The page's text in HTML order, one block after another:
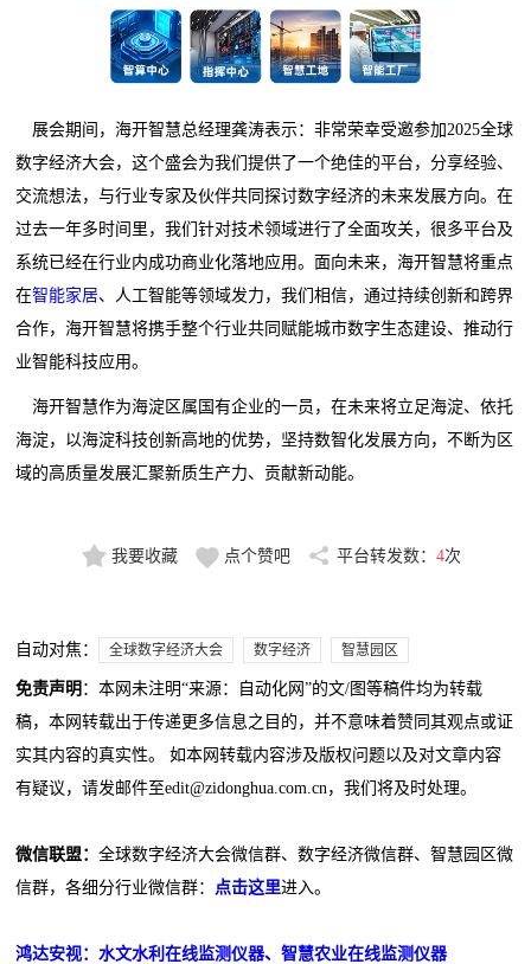
展会期间，海开智慧总经理龚涛表示：非常荣幸受邀参加2025全球
数字经济大会，这个盛会为我们提供了一个绝佳的平台，分享经验、
交流想法，与行业专家及伙伴共同探讨数字经济的未来发展方向。在
过去一年多时间里，我们针对技术领域进行了全面攻关，很多平台及
系统已经在行业内成功商业化落地应用。面向未来，海开智慧将重点
在智能家居、人工智能等领域发力，我们相信，通过持续创新和跨界
合作，海开智慧将携手整个行业共同赋能城市数字生态建设、推动行
业智能科技应用。
海开智慧作为海淀区属国有企业的一员，在未来将立足海淀、依托
海淀，以海淀科技创新高地的优势，坚持数智化发展方向，不断为区
域的高质量发展汇聚新质生产力、贡献新动能。
我要收藏 点个赞吧 平台转发数： 4次
自动对焦： 全球数字经济大会 数字经济 智慧园区
免责声明 ：本网未注明“来源：自动化网”的文/图等稿件均为转载
稿，本网转载出于传递更多信息之目的，并不意味着赞同其观点或证
实其内容的真实性。 如本网转载内容涉及版权问题以及对文章内容
有疑议，请发邮件至edit@zidonghua.com.cn，我们将及时处理。
微信联盟：全球数字经济大会微信群、数字经济微信群、智慧园区微
信群，各细分行业微信群：
点击这里进入。
鸿达安视：水文水利在线监测仪器、智慧农业在线监测仪器